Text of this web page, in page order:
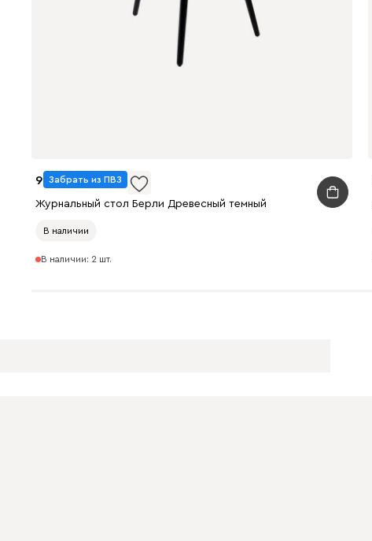
Забрать из ПВЗ
9490
Журнальный стол Берли Древесный темный
В наличии
В наличии: 2 шт.